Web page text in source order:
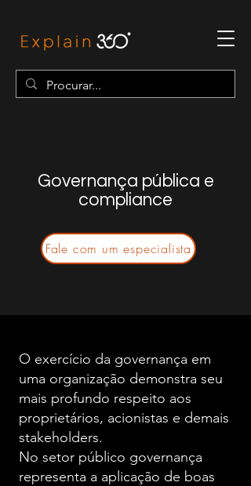
Governança pública e
compliance
Fale com um especialista
O exercício da governança em
uma organização demonstra seu
mais profundo respeito aos
proprietários, acionistas e demais
stakeholders.
No setor público governança
representa a aplicação de boas